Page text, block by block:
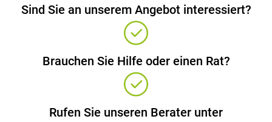
Sind Sie an unserem Angebot interessiert?
Brauchen Sie Hilfe oder einen Rat?
Rufen Sie unseren Berater unter